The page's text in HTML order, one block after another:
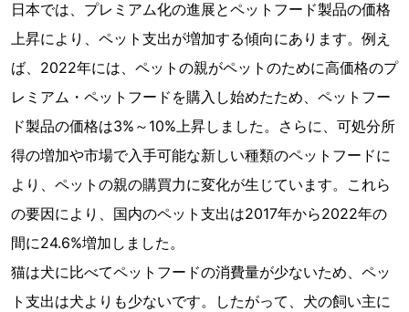
日本では、プレミアム化の進展とペットフード製品の価格
上昇により、ペット支出が増加する傾向にあります。例え
ば、2022年には、ペットの親がペットのために高価格のプ
レミアム・ペットフードを購入し始めたため、ペットフー
ド製品の価格は3%～10%上昇しました。さらに、可処分所
得の増加や市場で入手可能な新しい種類のペットフードに
より、ペットの親の購買力に変化が生じています。これら
の要因により、国内のペット支出は2017年から2022年の
間に24.6%増加しました。
猫は犬に比べてペットフードの消費量が少ないため、ペッ
ト支出は犬よりも少ないです。したがって、犬の飼い主に